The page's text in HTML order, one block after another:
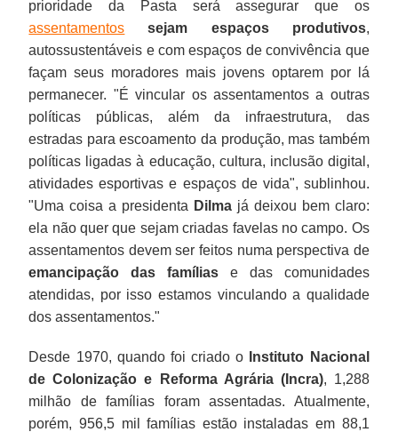
prioridade da Pasta será assegurar que os
assentamentos sejam espaços produtivos,
autossustentáveis e com espaços de convivência que
façam seus moradores mais jovens optarem por lá
permanecer. "É vincular os assentamentos a outras
políticas públicas, além da infraestrutura, das
estradas para escoamento da produção, mas também
políticas ligadas à educação, cultura, inclusão digital,
atividades esportivas e espaços de vida", sublinhou.
"Uma coisa a presidenta Dilma já deixou bem claro:
ela não quer que sejam criadas favelas no campo. Os
assentamentos devem ser feitos numa perspectiva de
emancipação das famílias e das comunidades
atendidas, por isso estamos vinculando a qualidade
dos assentamentos."
Desde 1970, quando foi criado o
Instituto Nacional
de Colonização e Reforma Agrária (Incra), 1,288
milhão de famílias foram assentadas. Atualmente,
porém, 956,5 mil famílias estão instaladas em 88,1